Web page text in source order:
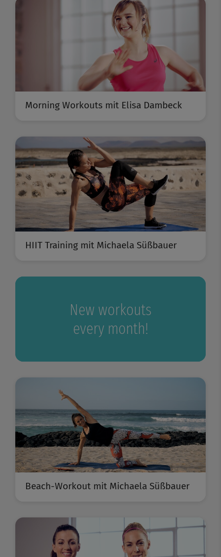
Morning Workouts mit Elisa Dambeck
HIIT Training mit Michaela Süßbauer
New workouts
every month!
Beach-Workout mit Michaela Süßbauer